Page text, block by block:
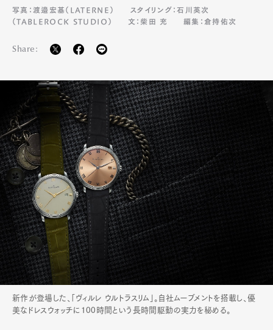
写真：渡邉宏基（LATERNE）
スタイリング：石川英次
（TABLEROCK STUDIO）
文：柴田 充 編集：倉持佑次
Share:
新作が登場した、「ヴィルレ ウルトラスリム」。自社ムーブメントを搭載し、優
美なドレスウォッチに100時間という長時間駆動の実力を秘める。